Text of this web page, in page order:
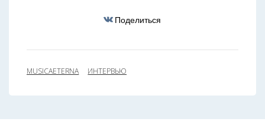
Поделиться
MUSICAETERNA ИНТЕРВЬЮ